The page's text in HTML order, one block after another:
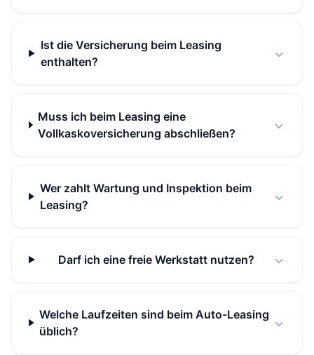
Ist die Versicherung beim Leasing
enthalten?
Muss ich beim Leasing eine
Vollkaskoversicherung abschließen?
Wer zahlt Wartung und Inspektion beim
Leasing?
Darf ich eine freie Werkstatt nutzen?
Welche Laufzeiten sind beim Auto-Leasing
üblich?